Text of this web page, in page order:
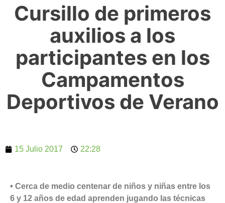
Cursillo de primeros
auxilios a los
participantes en los
Campamentos
Deportivos de Verano
15 Julio 2017 22:28
• Cerca de medio centenar de niños y niñas entre los
6 y 12 años de edad aprenden jugando las técnicas